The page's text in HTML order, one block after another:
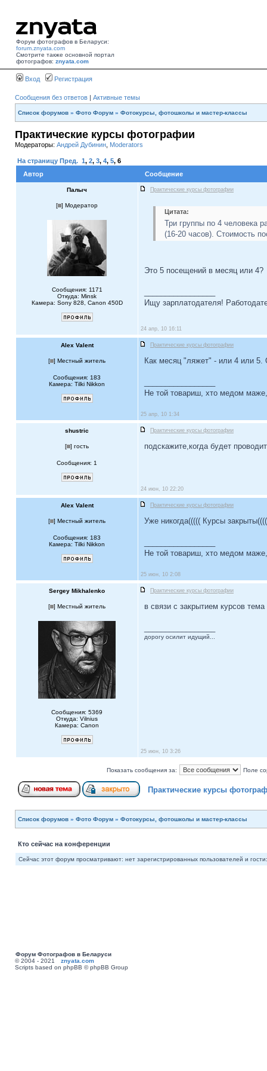
Форум фотографов в Беларуси:
forum.znyata.com
Смотрите также основной портал
фотографов: znyata.com
Вход Регистрация
Сообщения без ответов | Активные темы
Список форумов » Фото Форум » Фотокурсы, фотошколы и мастер-классы
Практические курсы фотографии
Модераторы: Андрей Дубинин Moderators
На страницу Пред. 1, 2, 3, 4, 5, 6
Автор
Сообщение
Палыч Практические курсы фотографии
[ ] Модератор
Сообщения: 1171
Откуда: Minsk
Камера: Sony 828, Canon 450D
Цитата:
Три группы по 4 человека
(16-20 часов). Стоимость
Это 5 посещений в месяц или 4?
Ищу зарплатодателя!
24 апр, 10 16:11
Alex Valent Практические курсы фотографии
[ ] Местный житель
Сообщения: 183
Камера: Tilki Nikkon
Как месяц "ляжет" - или 4 или 5.
Не той товариш, хто медом
25 апр, 10 1:34
shustric Практические курсы фотографии
[ ] гость
Сообщения: 1
подскажите,когда будет
24 июн, 10 22:20
Alex Valent Практические курсы фотографии
[ ] Местный житель
Сообщения: 183
Камера: Tilki Nikkon
Уже никогда((((( Курсы
Не той товариш, хто медом
25 июн, 10 2:08
Sergey Mikhalenko Практические курсы фотографии
[ ] Местный житель
Сообщения: 5369
Откуда: Vilnius
Камера: Canon
в связи с закрытием курсов тема
дорогу осилит идущий...
25 июн, 10 3:26
Показать сообщения за: Поле
Практические курсы
Список форумов » Фото Форум » Фотокурсы, фотошколы и мастер-классы
Кто сейчас на конференции
Сейчас этот форум просматривают: нет зарегистрированных пользователей и
Форум Фотографов в Беларуси
© 2004 - 2021 znyata.com
Scripts based on phpBB © phpBB Group